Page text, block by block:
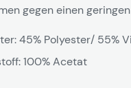
gegen einen
45% Polyester/ 55%
100% Acetat